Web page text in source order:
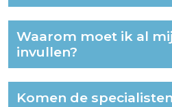
Waarom moet ik al
invullen?
Komen de